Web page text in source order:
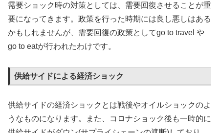
需要ショック時の対策としては、需要回復させることが重
要になってきます。政策を行った時期には良し悪しはある
かもしれませんが、需要回復の政策としてgo to travel や
go to eatが行われたわけです。
供給サイドによる経済ショック
供給サイドの経済ショックとは戦後やオイルショックのよ
うなものになります。また、コロナショック後も一時的に